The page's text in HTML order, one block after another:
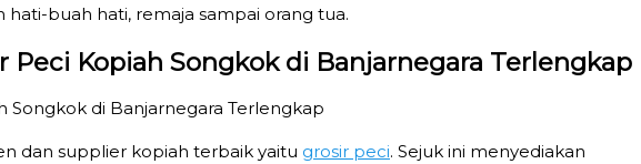
buah hati, remaja sampai orang tua.
Peci Kopiah Songkok di Banjarnegara Terlengkap
dan supplier kopiah terbaik yaitu grosir peci. Sejuk ini menyediakan